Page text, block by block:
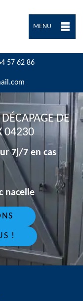
MENU
57 62 86
DE
04230
7j/7 en cas
nacelle
!